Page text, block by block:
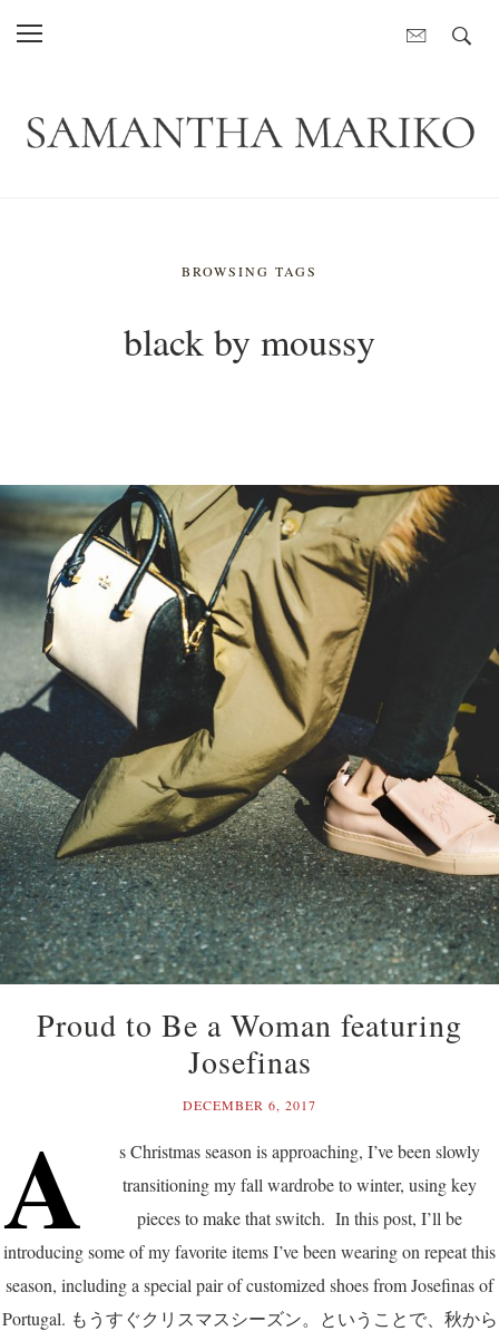
BROWSING TAGS
black by moussy
Proud to Be a Woman featuring
Josefinas
DECEMBER 6, 2017
A
s Christmas season is approaching, I’ve been slowly
transitioning my fall wardrobe to winter, using key
pieces to make that switch. In this post, I’ll be
introducing some of my favorite items I’ve been wearing on repeat this
season, including a special pair of customized shoes from Josefinas of
Portugal. もうすぐクリスマスシーズン。ということで、秋から